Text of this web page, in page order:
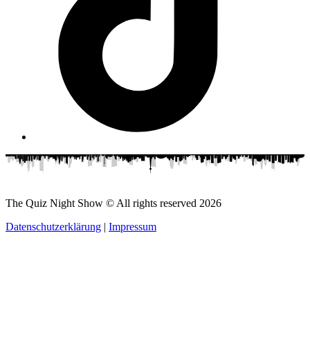
The Quiz Night Show © All rights reserved 2026
Datenschutzerklärung | Impressum